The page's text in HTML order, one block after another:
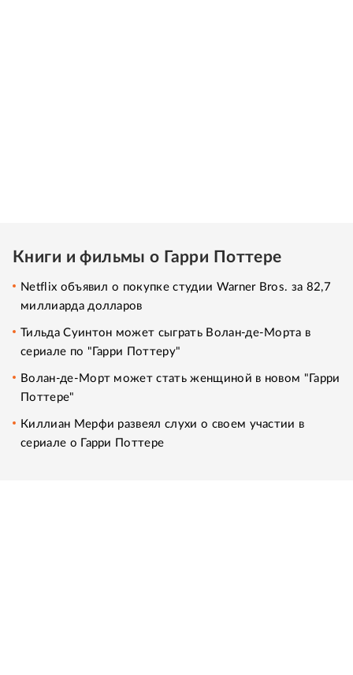
Книги и фильмы о Гарри Поттере
Netflix объявил о покупке студии Warner Bros. за 82,7
миллиарда долларов
Тильда Суинтон может сыграть Волан-де-Морта в
сериале по "Гарри Поттеру"
Волан-де-Морт может стать женщиной в новом "Гарри
Поттере"
Киллиан Мерфи развеял слухи о своем участии в
сериале о Гарри Поттере